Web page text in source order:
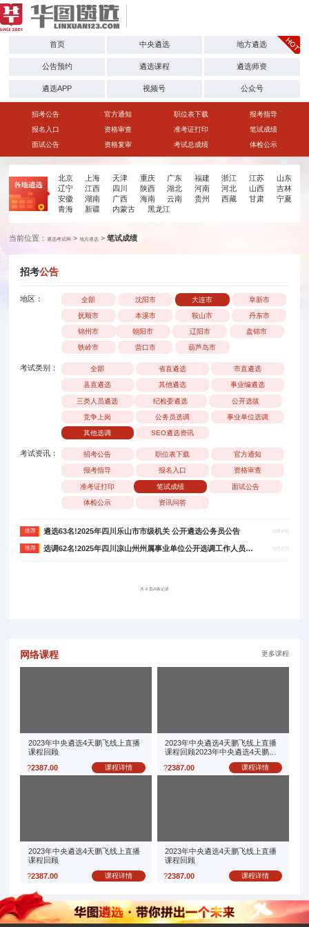
首页 中央遴选 地方遴选
公告预约 遴选课程 遴选师资
遴选APP 视频号 公众号
招考公告 官方通知 职位表下载
报考指导
报名入口
资格审查 准考证打印
笔试成绩
面试公告
资格复审 考试总成绩 体检公示
北京 上海 天津 重庆 广东 福建 浙江 江苏
山东
辽宁
江西 四川 陕西 湖北 河南 河北 山西
吉林
安徽
湖南 广西 海南 云南 贵州 西藏 甘肃
宁夏
青海
新疆 内蒙古 黑龙江
当前位置：遴选考试网 >地方遴选 >笔试成绩
招考公告
地区： 全部 沈阳市 大连市 阜新市
抚顺市 本溪市 鞍山市 丹东市
锦州市 朝阳市 辽阳市 盘锦市
铁岭市 营口市 葫芦岛市
考试类别： 全部 省直遴选 市直遴选
县直遴选 其他遴选 事业编遴选
三类人员遴选 纪检委遴选 公开选拔
竞争上岗 公务员选调 事业单位选调
其他选调 SEO遴选资讯
考试资讯： 招考公告 职位表下载 官方通知
报考指导 报名入口 资格审查
准考证打印 笔试成绩 面试公告
体检公示 资讯问答
推荐 遴选63名!2025年四川乐山市市级机关 公开遴选公务员公告 03月27日
推荐 选调62名!2025年四川凉山州州属事业单位公开选调工作人员公告 03月27日
共 0 页/0条记录
网络课程 更多课程
2023年中央遴选4天鹏飞线上直播
课程回顾
?2387.00 课程详情
2023年中央遴选4天鹏飞线上直播
课程回顾2023年中央遴选4天鹏飞
?2387.00 课程详情
2023年中央遴选4天鹏飞线上直播
课程回顾
?2387.00 课程详情
2023年中央遴选4天鹏飞线上直播
课程回顾
?2387.00 课程详情